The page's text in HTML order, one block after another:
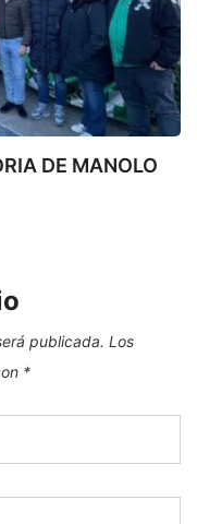
DE MANOLO
publicada. Los
*